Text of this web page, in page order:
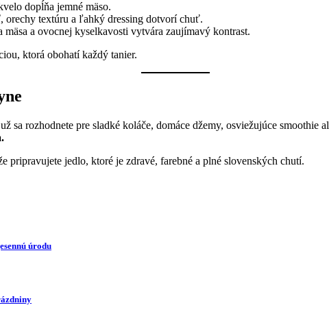
dopĺňa jemné mäso.
orechy textúru a ľahký dressing dotvorí chuť.
mäsa a ovocnej kyselkavosti vytvára zaujímavý kontrast.
ktorá obohatí každý tanier.
sa rozhodnete pre sladké koláče, domáce džemy, osviežujúce smoothie
pripravujete jedlo, ktoré je zdravé, farebné a plné slovenských chutí.
úrodu